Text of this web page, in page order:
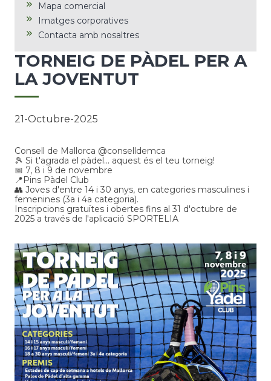
Mapa comercial
Imatges corporatives
Contacta amb nosaltres
TORNEIG DE PÀDEL PER A
LA JOVENTUT
21-Octubre-2025
Consell de Mallorca @conselldemca
🎾 Si t'agrada el pàdel... aquest és el teu torneig!
📅 7, 8 i 9 de novembre
📍Pins Pàdel Club
👥 Joves d'entre 14 i 30 anys, en categories masculines i
femenines (3a i 4a categoria).
Inscripcions gratuïtes i obertes fins al 31 d'octubre de
2025 a través de l'aplicació SPORTELIA